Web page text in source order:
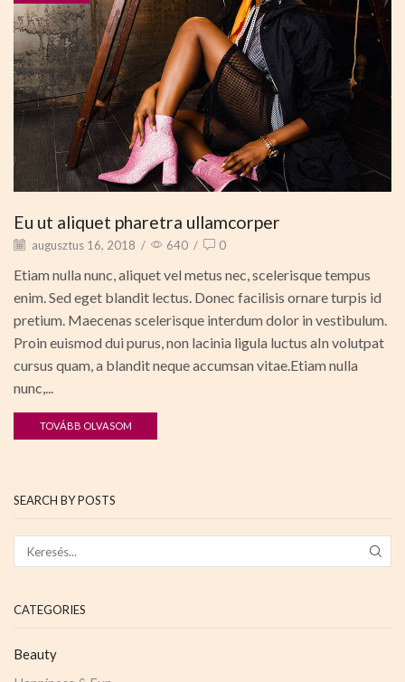
Eu ut aliquet pharetra ullamcorper
augusztus 16, 2018 / 640 / 0
Etiam nulla nunc, aliquet vel metus nec, scelerisque tempus
enim. Sed eget blandit lectus. Donec facilisis ornare turpis id
pretium. Maecenas scelerisque interdum dolor in vestibulum.
Proin euismod dui purus, non lacinia ligula luctus aIn volutpat
cursus quam, a blandit neque accumsan vitae.Etiam nulla
nunc,...
TOVÁBB OLVASOM
SEARCH BY POSTS
CATEGORIES
Beauty